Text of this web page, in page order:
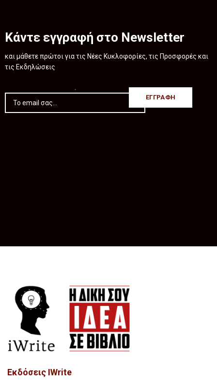
Κάντε εγγραφή στο Newsletter
και μάθετε πρώτοι για τις Νέες Κυκλοφορίες, τις Προσφορές και
τις Εκδηλώσεις
.
Εκδόσεις IWrite